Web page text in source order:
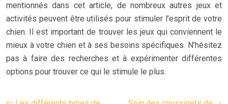
mentionnés dans cet article, de nombreux autres jeux et
activités peuvent être utilisés pour stimuler l’esprit de votre
chien. Il est important de trouver les jeux qui conviennent le
mieux à votre chien et à ses besoins spécifiques. N’hésitez
pas à faire des recherches et à expérimenter différentes
options pour trouver ce qui le stimule le plus.